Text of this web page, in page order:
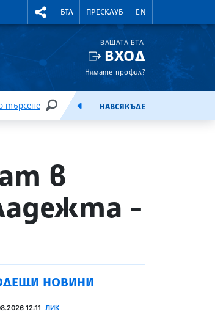
RIGHTMENU.SOCIAL
БТА ПРЕСКЛУБ EN
ВАШАТА БТА
ВХОД
Нямате профил?
търсене
ТЪРСЕНЕЕМИСИЯНАВСЯКЪДЕ
в
-
НОВИНИ
12:11 ЛИК